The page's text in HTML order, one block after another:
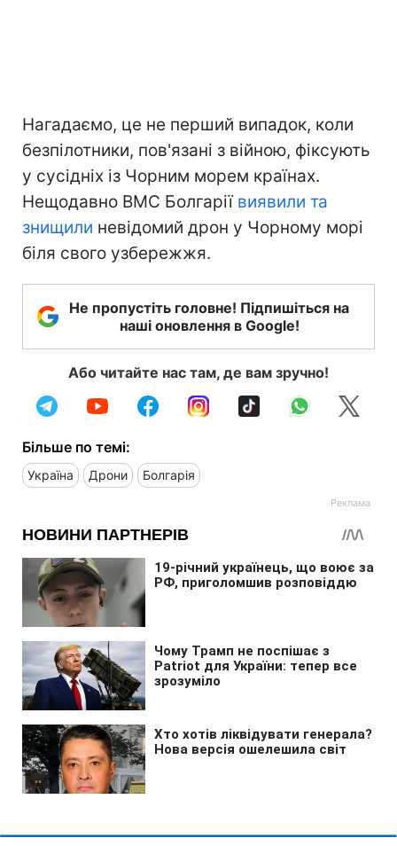
Нагадаємо, це не перший випадок, коли
безпілотники, пов'язані з війною, фіксують
у сусідніх із Чорним морем країнах.
Нещодавно ВМС Болгарії виявили та
знищили невідомий дрон у Чорному морі
біля свого узбережжя.
Не пропустіть головне! Підпишіться на
наші оновлення в Google!
Або читайте нас там, де вам зручно!
Більше по темі:
Україна Дрони Болгарія